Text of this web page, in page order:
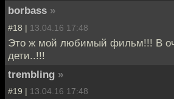
borbass »
#18 | 13.04.16 17:48
Это ж мой любимый фильм!!! В
дети..!!!
trembling »
#19 | 13.04.16 17:48